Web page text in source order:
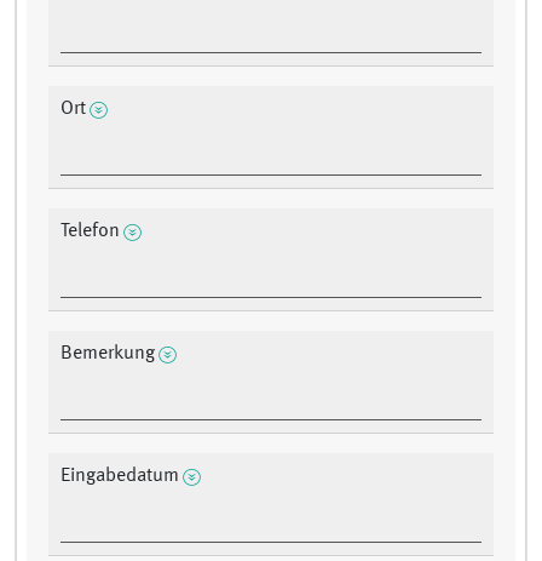
Ort
Telefon
Bemerkung
Eingabedatum